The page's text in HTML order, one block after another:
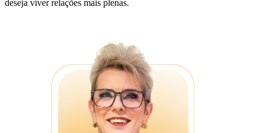
deseja viver relações mais plenas.